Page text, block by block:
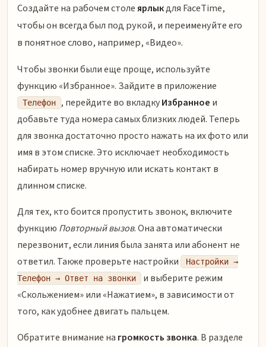
Создайте на рабочем столеярлыкдля FaceTime,
чтобы он всегда был под рукой, и переименуйте его
в понятное слово, например, «Видео».
Чтобы звонки были еще проще, используйте
функцию «Избранное». Зайдите в приложение
Телефон , перейдите во вкладкуИзбранное и
добавьте туда номера самых близких людей. Теперь
для звонка достаточно просто нажать на их фото или
имя в этом списке. Это исключает необходимость
набирать номер вручную или искать контакт в
длинном списке.
Для тех, кто боится пропустить звонок, включите
функцию Повторный вызов. Она автоматически
перезвонит, если линия была занята или абонент не
ответил. Также проверьте настройки
Настройки →
Телефон → Ответ на звонки
и выберите режим
«Скольжением» или «Нажатием», в зависимости от
того, как удобнее двигать пальцем.
Обратите внимание на громкость звонка. В разделе